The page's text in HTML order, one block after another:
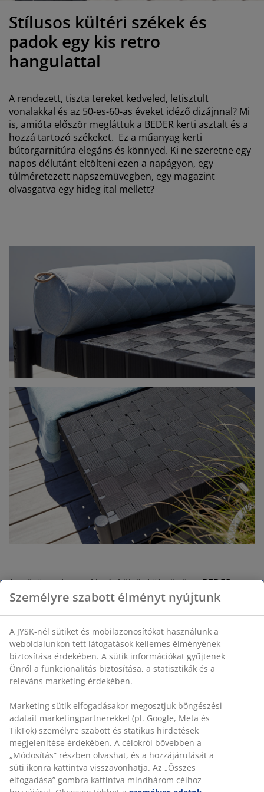
bútorok
és kiegészítők
világítás
Stílusos kültéri székek és
padok egy kis retro
hangulattal
A rendezett, tiszta tereket kedveled, letisztult
vonalakkal és az 50-es-60-as éveket idéző dizájnnal? Mi
is, amióta először megláttuk a BEDER kerti asztalt és a
hozzá tartozó székeket. Ez a műanyag kerti
bútorgarnitúra elegáns és könnyed. Ki ne szeretne egy
napos délutánt eltölteni ezen a napágyon, egy
túlméretezett napszemüvegben, egy magazint
olvasgatva egy hideg ital mellett?
A szövött minta exkluzív külsőt kölcsönöz a BEDER
sorozatnak.
Megveheted az egész sorozatot, vagy csak egy padot
vagy széket - klasszikus hangulatával ezek a bútorok
könnyen kombinálhatók a már meglévő kerti
bútoraiddal.
A BEDER kerti asztal és székek a legtrendibb
alapanyagokat kombinálják magukban: a keret és a
karfa eukaliptuszfából van, a székek háttámlája pedig
polipropilén, különleges szövéssel a maximum
kényelemért.
Személyre szabott élményt nyújtunk
A JYSK-nél sütiket és mobilazonosítókat használunk a
weboldalunkon tett látogatások kellemes élményének
biztosítása érdekében. A sütik információkat gyűjtenek
Önről a funkcionalitás biztosítása, a statisztikák és a
releváns marketing érdekében.
Marketing sütik elfogadásakor megosztjuk böngészési
adatait marketingpartnerekkel (pl. Google, Meta és
TikTok) személyre szabott és statikus hirdetések
megjelenítése érdekében. A célokról bővebben a
„Módosítás” részben olvashat, és a hozzájárulását a
süti ikonra kattintva visszavonhatja. Az „Összes
elfogadása” gombra kattintva mindhárom célhoz